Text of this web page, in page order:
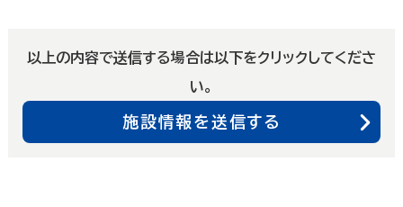
以上の内容で送信する場合は以下をクリックしてくださ
い。
施設情報を送信する